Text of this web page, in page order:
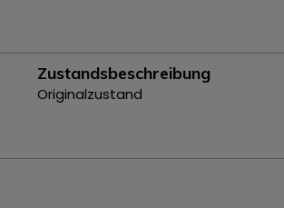
Zustandsbeschreibung
Originalzustand